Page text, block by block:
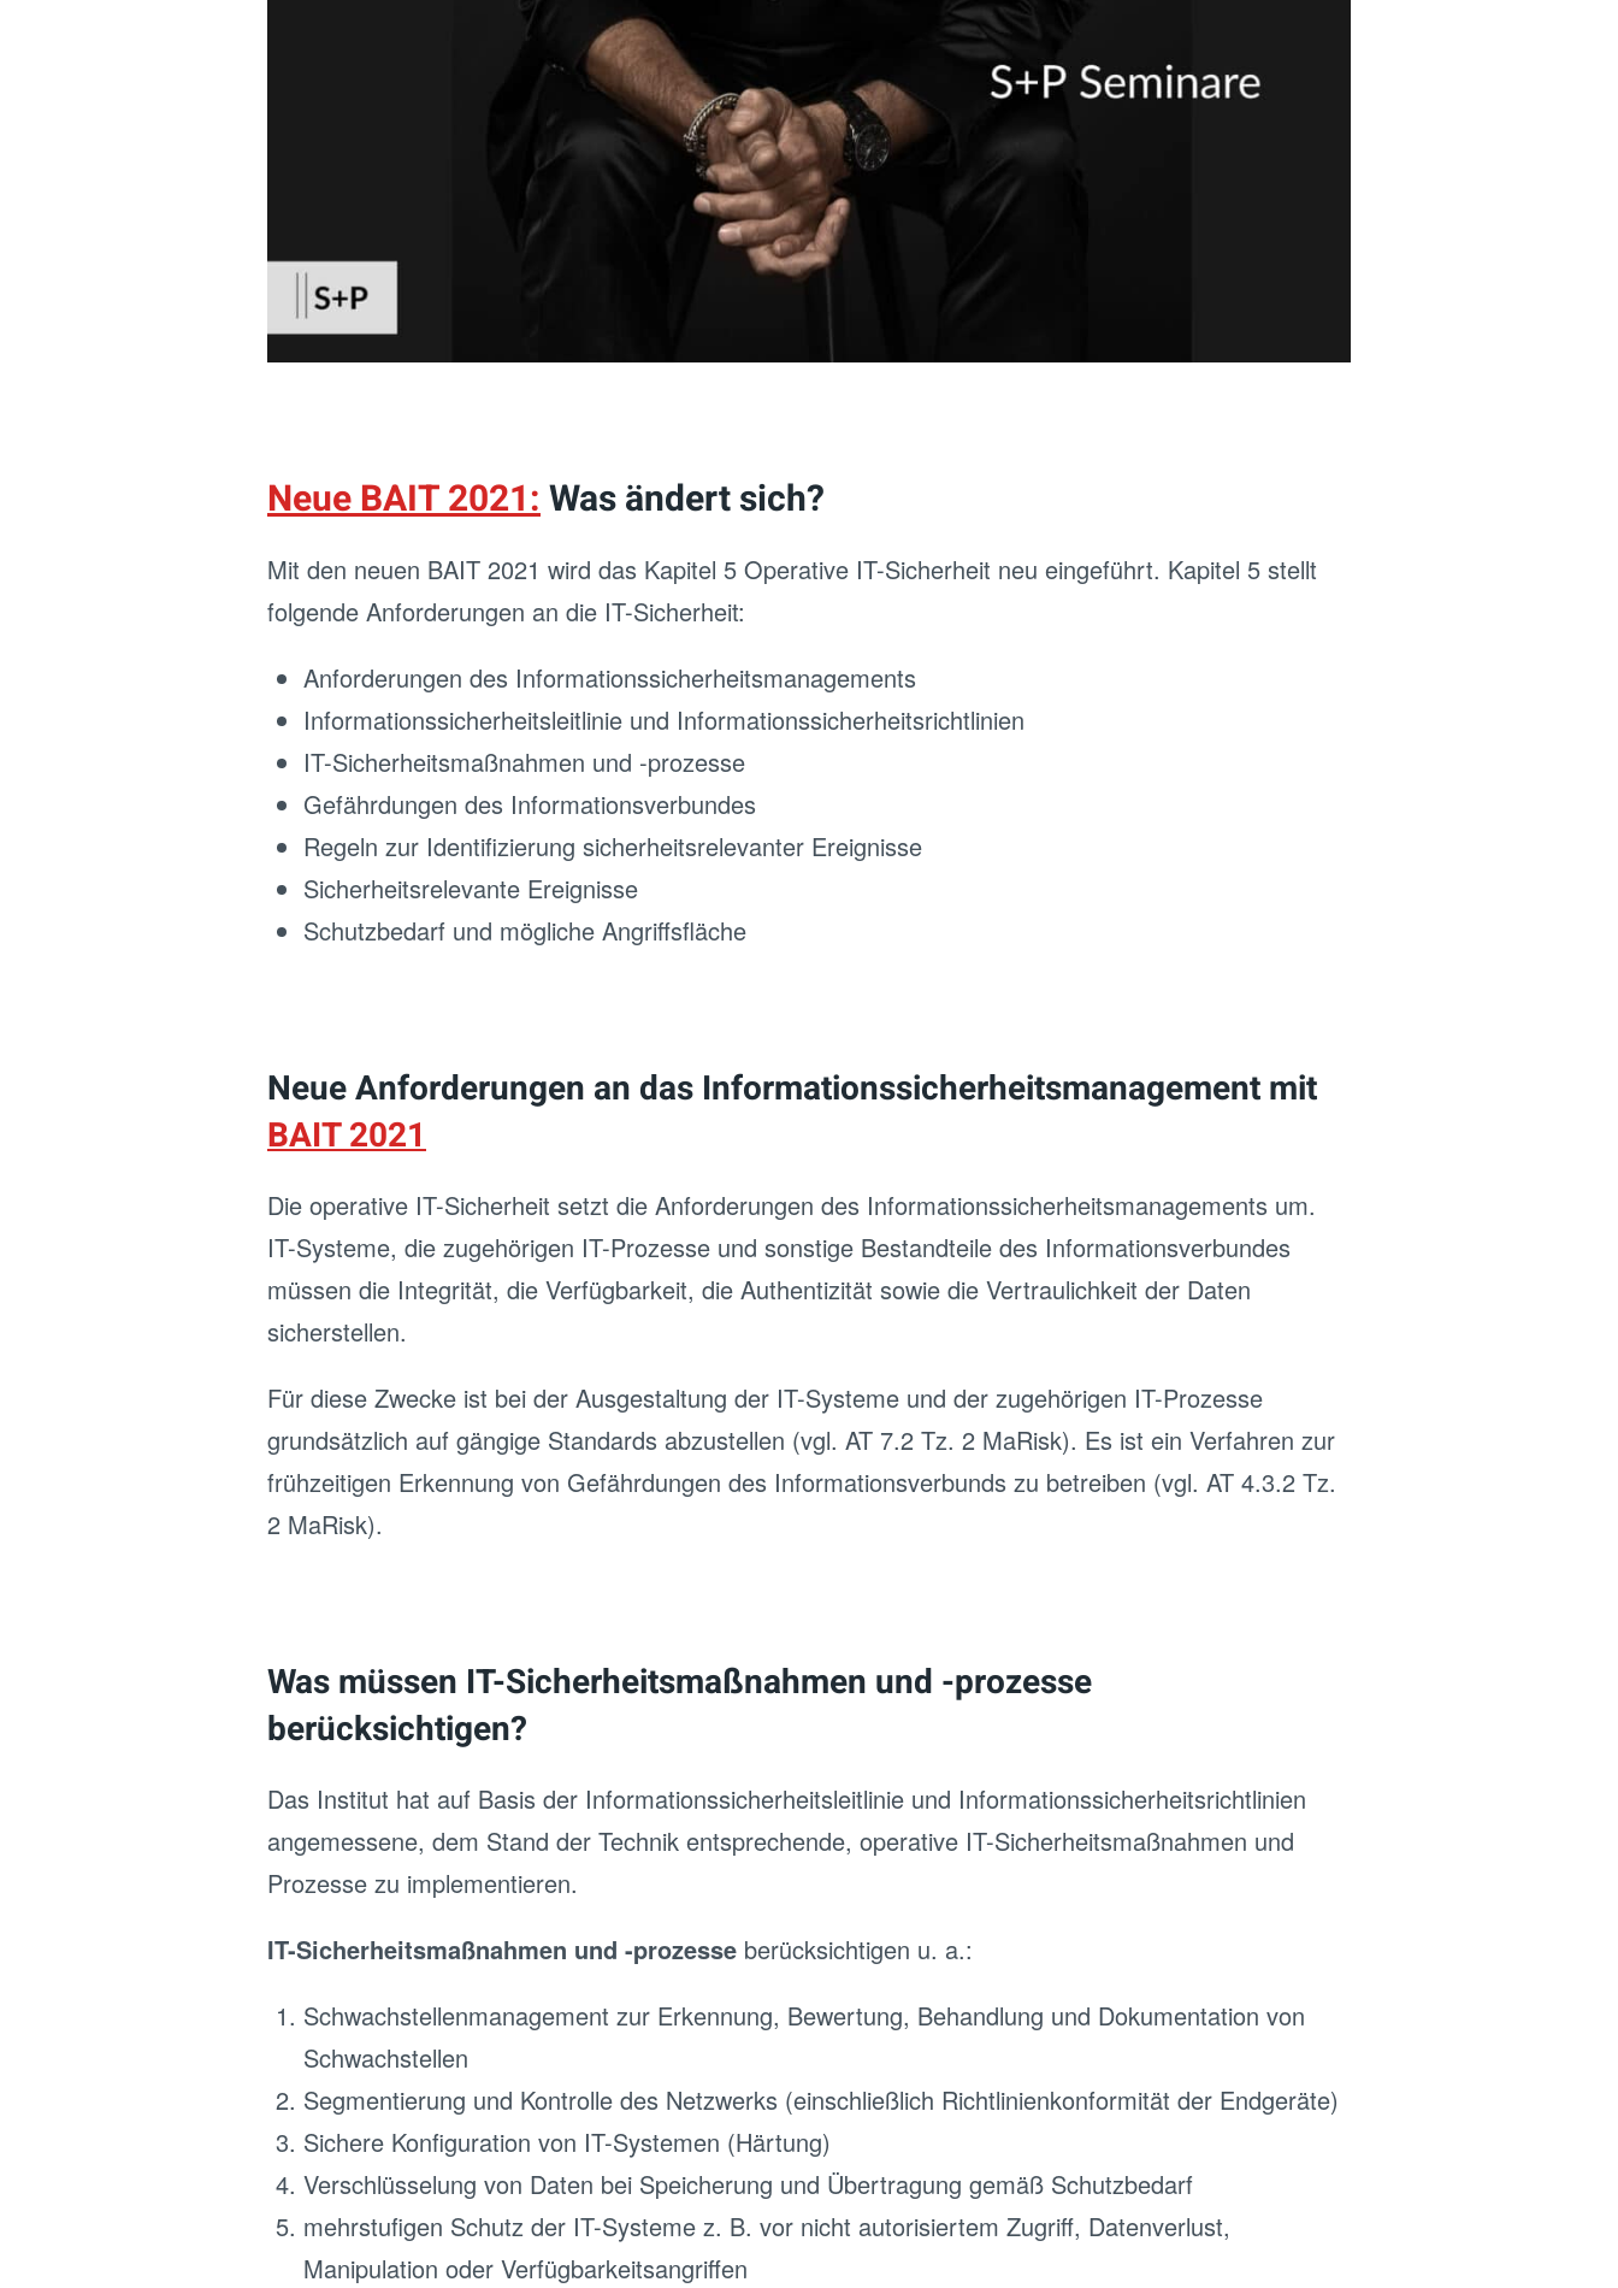
Neue BAIT 2021:Was ändert sich?
Mit den neuen BAIT 2021 wird das Kapitel 5 Operative IT-Sicherheit neu eingeführt. Kapitel 5 stellt
folgende Anforderungen an die IT-Sicherheit:
Anforderungen des Informationssicherheitsmanagements
Informationssicherheitsleitlinie und Informationssicherheitsrichtlinien
IT-Sicherheitsmaßnahmen und -prozesse
Gefährdungen des Informationsverbundes
Regeln zur Identifizierung sicherheitsrelevanter Ereignisse
Sicherheitsrelevante Ereignisse
Schutzbedarf und mögliche Angriffsfläche
Neue Anforderungen an das Informationssicherheitsmanagement mit
BAIT 2021
Die operative IT-Sicherheit setzt die Anforderungen des Informationssicherheitsmanagements um.
IT-Systeme, die zugehörigen IT-Prozesse und sonstige Bestandteile des Informationsverbundes
müssen die Integrität, die Verfügbarkeit, die Authentizität sowie die Vertraulichkeit der Daten
sicherstellen.
Für diese Zwecke ist bei der Ausgestaltung der IT-Systeme und der zugehörigen IT-Prozesse
grundsätzlich auf gängige Standards abzustellen (vgl. AT 7.2 Tz. 2 MaRisk). Es ist ein Verfahren zur
frühzeitigen Erkennung von Gefährdungen des Informationsverbunds zu betreiben (vgl. AT 4.3.2 Tz.
2 MaRisk).
Was müssen IT-Sicherheitsmaßnahmen und -prozesse
berücksichtigen?
Das Institut hat auf Basis der Informationssicherheitsleitlinie und Informationssicherheitsrichtlinien
angemessene, dem Stand der Technik entsprechende, operative IT-Sicherheitsmaßnahmen und
Prozesse zu implementieren.
IT-Sicherheitsmaßnahmen und -prozesse berücksichtigen u. a.:
Schwachstellenmanagement zur Erkennung, Bewertung, Behandlung und Dokumentation von
Schwachstellen
Segmentierung und Kontrolle des Netzwerks (einschließlich Richtlinienkonformität der Endgeräte)
Sichere Konfiguration von IT-Systemen (Härtung)
Verschlüsselung von Daten bei Speicherung und Übertragung gemäß Schutzbedarf
mehrstufigen Schutz der IT-Systeme z. B. vor nicht autorisiertem Zugriff, Datenverlust,
Manipulation oder Verfügbarkeitsangriffen